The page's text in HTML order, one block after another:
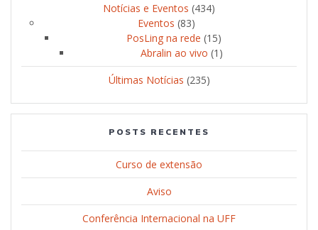
Notícias e Eventos (434)
Eventos (83)
PosLing na rede (15)
Abralin ao vivo (1)
Últimas Notícias (235)
POSTS RECENTES
Curso de extensão
Aviso
Conferência Internacional na UFF